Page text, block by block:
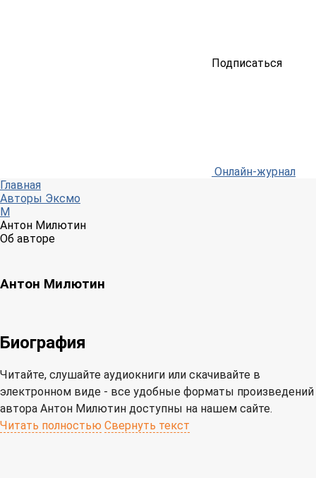
Подписаться
Онлайн-журнал
Главная
Авторы Эксмо
М
Антон Милютин
Об авторе
Антон Милютин
Биография
Читайте, слушайте аудиокниги или скачивайте в
электронном виде - все удобные форматы произведений
автора Антон Милютин доступны на нашем сайте.
Читать полностью Свернуть текст